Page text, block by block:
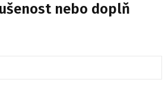
nebo doplň